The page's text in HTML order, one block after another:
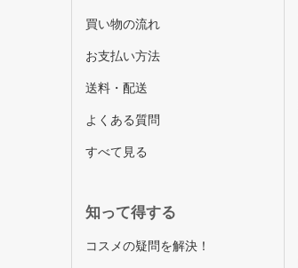
買い物の流れ
お支払い方法
送料・配送
よくある質問
すべて見る
知って得する
コスメの疑問を解決！